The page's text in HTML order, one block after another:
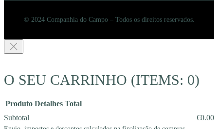
© 2024 Companhia do Campo – Todos os direitos reservados.
O SEU CARRINHO (ITEMS: 0)
Produto Detalhes Total
Subtotal
€0.00